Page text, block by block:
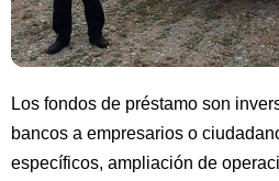
Los fondos de préstamo son
bancos a empresarios o
específicos, ampliación de